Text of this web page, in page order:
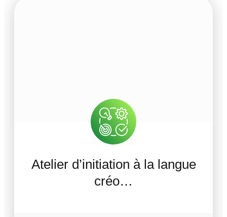
Atelier d’initiation à la langue
créo…